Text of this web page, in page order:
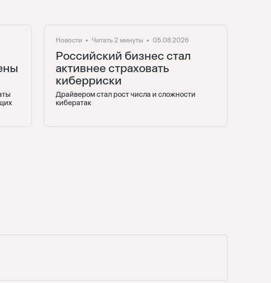
Новости Читать 2 минуты 05.08.2026
Российский бизнес стал
активнее страховать
киберриски
Драйвером стал рост числа и сложности
кибератак